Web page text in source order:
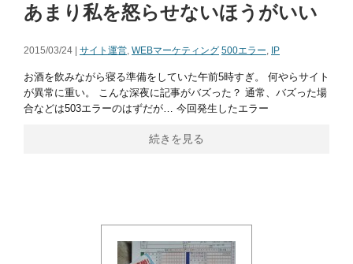
あまり私を怒らせないほうがいい
2015/03/24 | サイト運営, WEBマーケティング 500エラー, IP
お酒を飲みながら寝る準備をしていた午前5時すぎ。 何やらサイト
が異常に重い。 こんな深夜に記事がバズった？ 通常、バズった場
合などは503エラーのはずだが… 今回発生したエラー
続きを見る